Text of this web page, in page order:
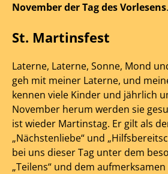
November der Tag des Vorlesens.
St. Martinsfest
Laterne, Laterne, Sonne, Mond
geh mit meiner Laterne, und
kennen viele Kinder und jährlich
November herum werden sie
ist wieder Martinstag. Er gilt als
„Nächstenliebe“ und
bei uns dieser Tag unter dem
„Teilens“ und dem